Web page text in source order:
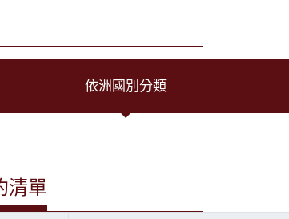
依洲國別分類
清單